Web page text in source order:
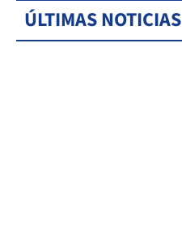
ÚLTIMAS NOTICIAS